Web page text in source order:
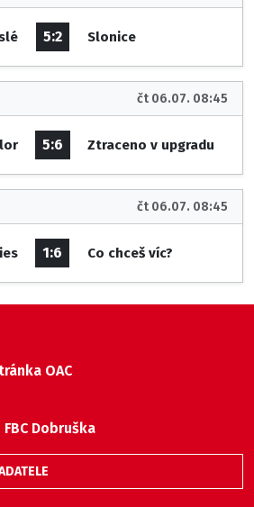
5:2 Slonice
čt 06.07. 08:45
5:6 Ztraceno v upgradu
čt 06.07. 08:45
1:6 Co chceš víc?
OAC
Dobruška